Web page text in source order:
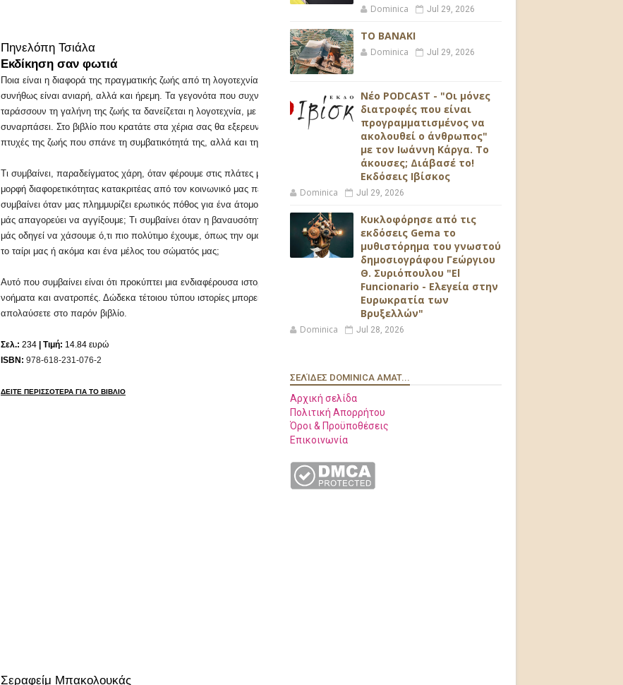
Πηνελόπη Τσιάλα
Εκδίκηση σαν φωτιά
Ποια είναι η διαφορά της πραγματικής ζωής από τη λογοτεχνία; Η ζωή
συνήθως είναι ανιαρή, αλλά και ήρεμη. Τα γεγονότα που συχνά
ταράσσουν τη γαλήνη της ζωής τα δανείζεται η λογοτεχνία, με σκοπό να
συναρπάσει. Στο βιβλίο που κρατάτε στα χέρια σας θα εξερευνήσετε
πτυχές της ζωής που σπάνε τη συμβατικότητά της, αλλά και την πλήξη της.
Τι συμβαίνει, παραδείγματος χάρη, όταν φέρουμε στις πλάτες μας μια
μορφή διαφορετικότητας κατακριτέας από τον κοινωνικό μας περίγυρο; Τι
συμβαίνει όταν μας πλημμυρίζει ερωτικός πόθος για ένα άτομο που η ηθική
μάς απαγορεύει να αγγίξουμε; Τι συμβαίνει όταν η βαναυσότητα της ζωής
μάς οδηγεί να χάσουμε ό,τι πιο πολύτιμο έχουμε, όπως την ομορφιά μας,
το ταίρι μας ή ακόμα και ένα μέλος του σώματός μας;
Αυτό που συμβαίνει είναι ότι προκύπτει μια ενδιαφέρουσα ιστορία με
νοήματα και ανατροπές. Δώδεκα τέτοιου τύπου ιστορίες μπορείτε να
απολαύσετε στο παρόν βιβλίο.
Σελ.: 234 | Τιμή: 14.84 ευρώ
ISBN: 978-618-231-076-2
ΔΕΙΤΕ ΠΕΡΙΣΣΟΤΕΡΑ ΓΙΑ ΤΟ ΒΙΒΛΙΟ
Σεραφείμ Μπακολουκάς
Dominica Jul 29, 2026
ΤΟ ΒΑΝΑΚΙ
Dominica Jul 29, 2026
Νέο PODCAST - "Οι μόνες
διατροφές που είναι
προγραμματισμένος να
ακολουθεί ο άνθρωπος"
με τον Ιωάννη Κάργα. Το
άκουσες; Διάβασέ το!
Εκδόσεις Ιβίσκος
Dominica Jul 29, 2026
Κυκλοφόρησε από τις
εκδόσεις Gema το
μυθιστόρημα του γνωστού
δημοσιογράφου Γεώργιου
Θ. Συριόπουλου "El
Funcionario - Ελεγεία στην
Ευρωκρατία των
Βρυξελλών"
Dominica Jul 28, 2026
ΣΕΛΊΔΕΣ DOMINICA AMAT...
Αρχική σελίδα
Πολιτική Απορρήτου
Όροι & Προϋποθέσεις
Επικοινωνία